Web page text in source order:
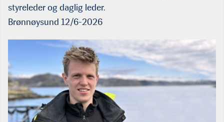
styreleder og daglig leder.
Brønnøysund 12/6-2026